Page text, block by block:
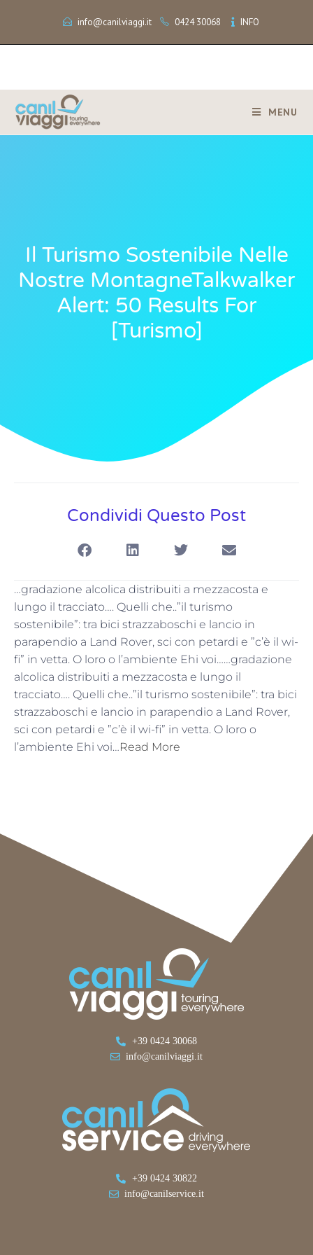
info@canilviaggi.it 0424 30068 INFO
MENU
Il Turismo Sostenibile Nelle
Nostre MontagneTalkwalker
Alert: 50 Results For
[turismo]
Condividi Questo Post
…gradazione alcolica distribuiti a mezzacosta e
lungo il tracciato…. Quelli che..”il turismo
sostenibile”: tra bici strazzaboschi e lancio in
parapendio a Land Rover, sci con petardi e ”c’è il wi-
fi” in vetta. O loro o l’ambiente Ehi voi……gradazione
alcolica distribuiti a mezzacosta e lungo il
tracciato…. Quelli che..”il turismo sostenibile”: tra bici
strazzaboschi e lancio in parapendio a Land Rover,
sci con petardi e ”c’è il wi-fi” in vetta. O loro o
l’ambiente Ehi voi…Read More
+39 0424 30068
info@canilviaggi.it
+39 0424 30822
info@canilservice.it